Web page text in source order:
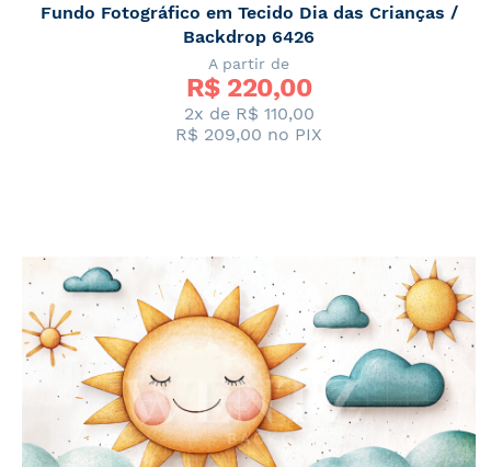
Fundo Fotográfico em Tecido Dia das Crianças /
Backdrop 6426
A partir de
R$ 220,00
2x de R$ 110,00
R$ 209,00 no PIX